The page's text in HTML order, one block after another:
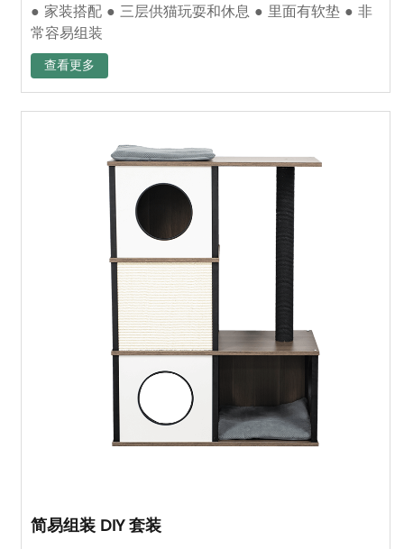
● 家装搭配 ● 三层供猫玩耍和休息 ● 里面有软垫 ● 非
常容易组装
查看更多
简易组装 DIY 套装